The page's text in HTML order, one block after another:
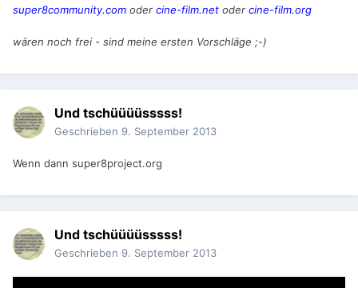
super8community.com oder cine-film.net oder cine-film.org
wären noch frei - sind meine ersten Vorschläge ;-)
Und tschüüüüsssss!
Geschrieben 9. September 2013
Wenn dann super8project.org
Und tschüüüüsssss!
Geschrieben 9. September 2013